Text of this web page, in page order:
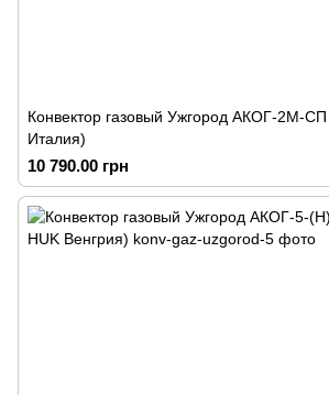
Конвектор газовый Ужгород АКОГ-2М-СП
Италия)
10 790.00 грн